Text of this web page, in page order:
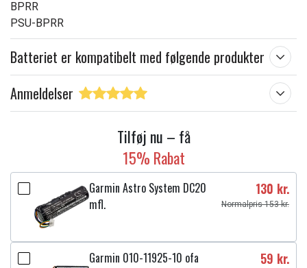
BPRR
PSU-BPRR
Batteriet er kompatibelt med følgende produkter
Anmeldelser
Tilføj nu – få
15% Rabat
Garmin Astro System DC20
mfl.
130 kr.
Normalpris 153 kr.
Garmin 010-11925-10 ofa 59 kr.